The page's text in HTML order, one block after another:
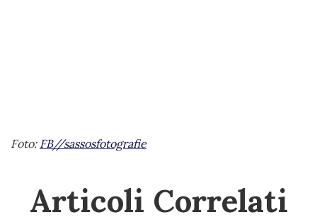
Foto: FB//sassosfotografie
Articoli Correlati